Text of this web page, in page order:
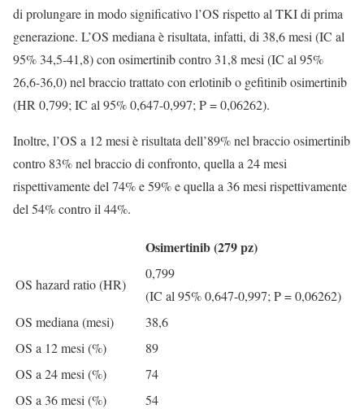
di prolungare in modo significativo l’OS rispetto al TKI di prima
generazione. L’OS mediana è risultata, infatti, di 38,6 mesi (IC al
95% 34,5-41,8) con osimertinib contro 31,8 mesi (IC al 95%
26,6-36,0) nel braccio trattato con erlotinib o gefitinib osimertinib
(HR 0,799; IC al 95% 0,647-0,997; P = 0,06262).
Inoltre, l’OS a 12 mesi è risultata dell’89% nel braccio osimertinib
contro 83% nel braccio di confronto, quella a 24 mesi
rispettivamente del 74% e 59% e quella a 36 mesi rispettivamente
del 54% contro il 44%.
Osimertinib (279 pz)
OS hazard ratio (HR)
0,799
(IC al 95% 0,647-0,997; P = 0,06262)
OS mediana (mesi)
38,6
OS a 12 mesi (%)
89
OS a 24 mesi (%)
74
OS a 36 mesi (%)
54